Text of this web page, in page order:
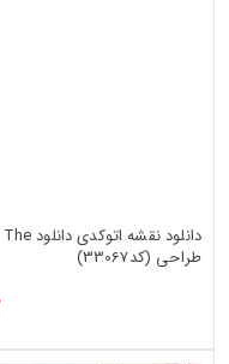
طراحی (کد33067)